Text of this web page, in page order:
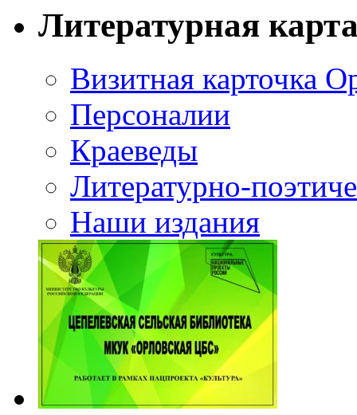
Литературная
Визитная карточка
Персоналии
Краеведы
Литературно-
Наши издания